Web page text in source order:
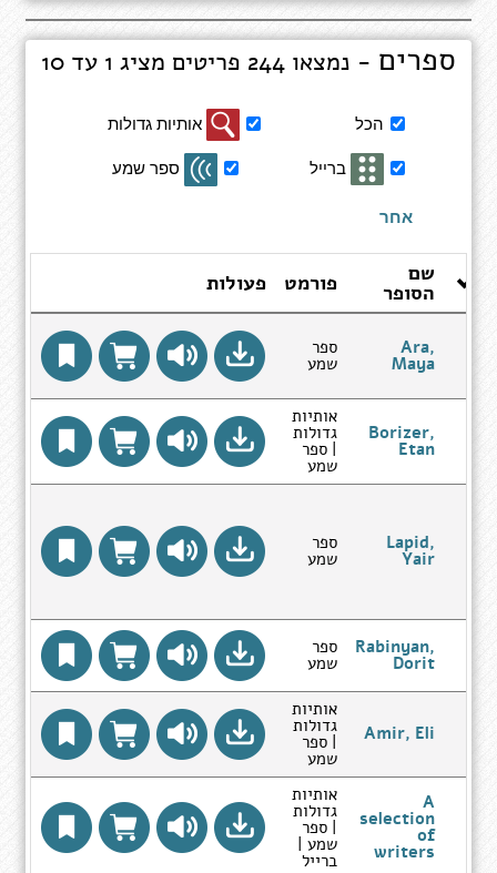
ספרים - נמצאו 244 פריטים מציג 1 עד 10
תוצאות
הכל
אותיות גדולות
ברייל
ספר שמע
אחר
שם
הסופר פורמט פעולות
Ara,
Maya
ספר
שמע
Borizer,
Etan
אותיות
גדולות
| ספר
שמע
Lapid,
Yair
ספר
שמע
Rabinyan,
Dorit
ספר
שמע
Amir, Eli
אותיות
גדולות
| ספר
שמע
A
selection
of
writers
אותיות
גדולות
| ספר
שמע |
ברייל